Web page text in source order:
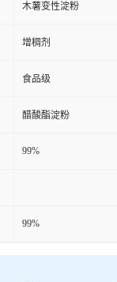
木薯变性淀粉
增稠剂
食品级
醋酸酯淀粉
99%
99%